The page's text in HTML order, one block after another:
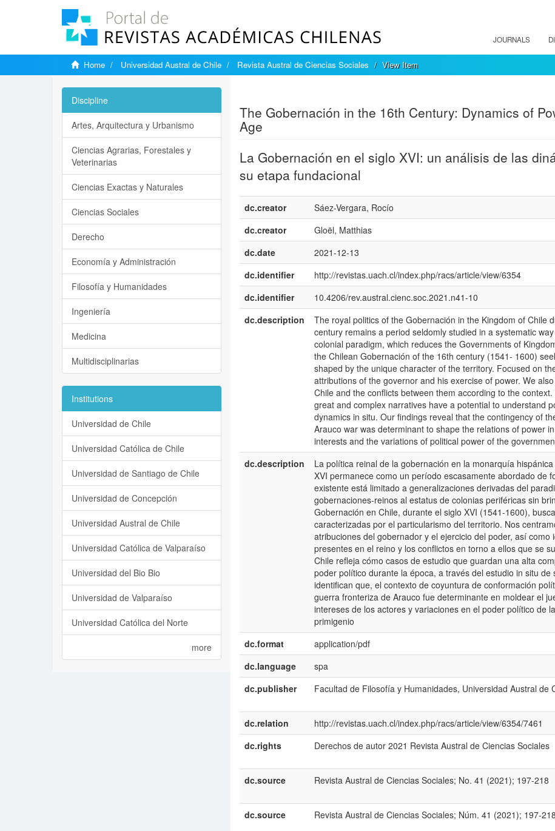
JOURNALS
Home Universidad Austral de Chile Revista Austral de Ciencias Sociales View Item
The Gobernación in the 16th Century: Dynamics of
Age
La Gobernación en el siglo XVI: un análisis de las
su etapa fundacional
dc.creator
Sáez-Vergara, Rocío
dc.creator
Gloël, Matthias
dc.date
2021-12-13
dc.identifier
http://revistas.uach.cl/index.php/racs/article/view/6354
dc.identifier
10.4206/rev.austral.cienc.soc.2021.n41-10
dc.description
The royal politics of the Gobernación in the Kingdom of Chile
century remains a period seldomly studied in a systematic
colonial paradigm, which reduces the Governments of
the Chilean Gobernación of the 16th century (1541- 1600)
shaped by the unique character of the territory. Focused on
attributions of the governor and his exercise of power. We
Chile and the conflicts between them according to the
great and complex narratives have a potential to understand
dynamics in situ. Our findings reveal that the contingency of
Arauco war was determinant to shape the relations of power
interests and the variations of political power of the
dc.description
La política reinal de la gobernación en la monarquía
XVI permanece como un período escasamente abordado de
existente está limitado a generalizaciones derivadas del
gobernaciones-reinos al estatus de colonias periféricas sin
Gobernación en Chile, durante el siglo XVI (1541-1600),
caracterizadas por el particularismo del territorio. Nos
atribuciones del gobernador y el ejercicio del poder, así
presentes en el reino y los conflictos en torno a ellos que se
Chile refleja cómo casos de estudio que guardan una alta
poder político durante la época, a través del estudio in situ
identifican que, el contexto de coyuntura de conformación
guerra fronteriza de Arauco fue determinante en moldear el
intereses de los actores y variaciones en el poder político de
primigenio
dc.format
application/pdf
dc.language
spa
dc.publisher
Facultad de Filosofía y Humanidades, Universidad Austral de
dc.relation
http://revistas.uach.cl/index.php/racs/article/view/6354/7461
dc.rights
Derechos de autor 2021 Revista Austral de Ciencias Sociales
dc.source
Revista Austral de Ciencias Sociales; No. 41 (2021); 197-218
dc.source
Revista Austral de Ciencias Sociales; Núm. 41 (2021); 197-218
Discipline
Artes, Arquitectura y Urbanismo
Ciencias Agrarias, Forestales y
Veterinarias
Ciencias Exactas y Naturales
Ciencias Sociales
Derecho
Economía y Administración
Filosofía y Humanidades
Ingeniería
Medicina
Multidisciplinarias
Institutions
Universidad de Chile
Universidad Católica de Chile
Universidad de Santiago de Chile
Universidad de Concepción
Universidad Austral de Chile
Universidad Católica de Valparaíso
Universidad del Bio Bio
Universidad de Valparaíso
Universidad Católica del Norte
more